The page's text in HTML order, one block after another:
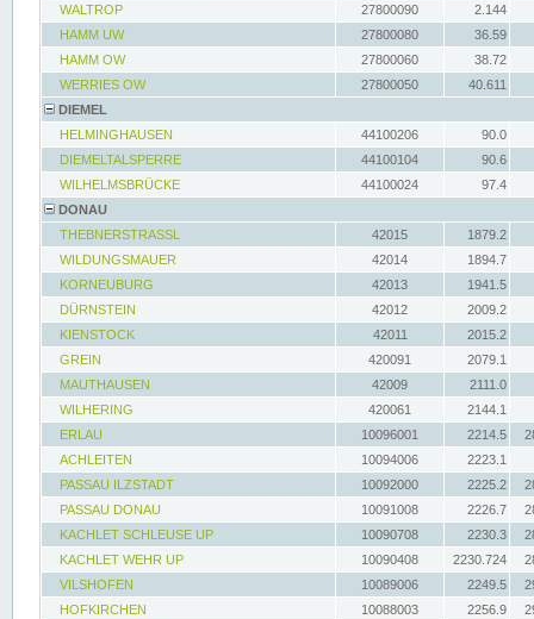
WALTROP
27800090
2.144
HAMM UW
27800080
36.59
HAMM OW
27800060
38.72
WERRIES OW
27800050
40.611
DIEMEL
HELMINGHAUSEN
44100206
90.0
DIEMELTALSPERRE
44100104
90.6
WILHELMSBRÜCKE
44100024
97.4
DONAU
THEBNERSTRASSL
42015
1879.2
WILDUNGSMAUER
42014
1894.7
KORNEUBURG
42013
1941.5
DÜRNSTEIN
42012
2009.2
KIENSTOCK
42011
2015.2
GREIN
420091
2079.1
MAUTHAUSEN
42009
2111.0
WILHERING
420061
2144.1
ERLAU
10096001 2214.5
ACHLEITEN
10094006
2223.1
PASSAU ILZSTADT
10092000 2225.2
PASSAU DONAU
10091008 2226.7
KACHLET SCHLEUSE UP
10090708 2230.3
KACHLET WEHR UP
10090408 2230.724
VILSHOFEN
10089006 2249.5
HOFKIRCHEN
10088003 2256.9